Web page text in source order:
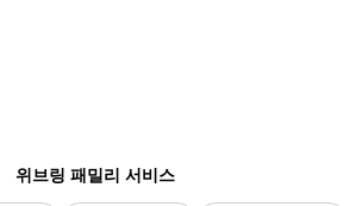
위브링 패밀리 서비스